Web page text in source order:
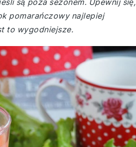
są poza sezonem. Upewnij się,
pomarańczowy najlepiej
to wygodniejsze.